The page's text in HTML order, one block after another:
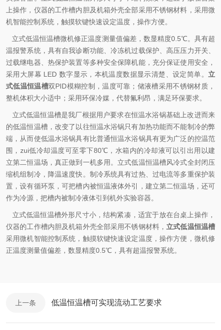
上操作，仪器的工作槽内胆及机箱外壳全部采用不锈钢材料，采用微
机智能控制系统，触摸软键快速设定温度，操作方便。
立式低温恒温槽微机修正温度测量值偏差，数显精度0.5℃。具有超
温报警系统，具有自我诊断功能、冷冻机过载保护、高压压力开关、
过载继电器、热保护装置等多种安全保障机能，充分保证使用安全，
采用大屏幕 LED 数字显示，本机温度数据显示清楚、设定简单。 立
式低温恒温槽双PID模糊控制，温度可靠；储液槽采用不锈钢材质，
整机体积大小适中；采用环保冷媒，代替氟利昂，满足环保要求。
立式低温恒温槽是我厂根据用户要求在恒温水浴锅基础上改进而来
的低温恒温槽，改变了以往恒温水浴锅只有加热功能而不能制冷的弊
端，从而使低温水浴锅具有比普通恒温水浴锅具有更为广泛的控温范
围，zui低冷却温度可至零下80℃，水箱内的冷却液可以引出用以建
立第二恒温场，真正做到一机多用。立式低温恒温槽风冷式全封闭压
缩机组制冷，降温速度快。制冷系统具有过热、过电流等多重保护装
置，设有循环泵，可把槽内被恒温液体外引，建立第二恒温场，还可
作为冷源，把槽内被制冷液体引到机外实验容器。
立式低温恒温槽外形尺寸小，结构紧凑，适宜于放在台桌上操作，
仪器的工作槽内胆及机箱外壳全部采用不锈钢材料， 立式低温恒温槽
采用微机智能控制系统，触摸软键快速设定温度，操作方便，微机修
正温度测量值偏差，数显精度0.5℃，具有超温报警系统。
上一条 低温恒温槽可实现流动工艺要求